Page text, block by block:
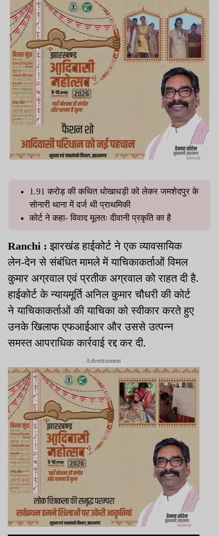
1.91 करोड़ की कथित धोखाधड़ी को लेकर जमशेदपुर के
सोनारी थाना में दर्ज थी प्राथमिकी
कोर्ट ने कहा- विवाद मूलतः दीवानी प्रकृति का है
Ranchi :झारखंड हाईकोर्ट ने एक व्यावसायिक
लेन-देन से संबंधित मामले में याचिकाकर्ताओं विमल
कुमार अग्रवाल एवं प्रतीक अग्रवाल को राहत दी है.
हाईकोर्ट के न्यायमूर्ति अनिल कुमार चौधरी की कोर्ट
ने याचिकाकर्ताओं की याचिका को स्वीकार करते हुए
उनके खिलाफ एफआईआर और उससे उत्पन्न
समस्त आपराधिक कार्रवाई रद्द कर दी.
Advertisement